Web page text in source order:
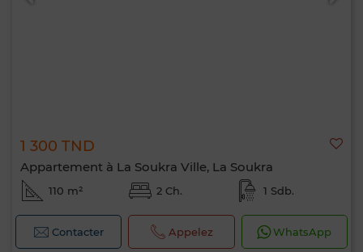
1 300 TND
Appartement à La Soukra Ville, La Soukra
110 m² 2 Ch. 1 Sdb.
Contacter Appelez WhatsApp